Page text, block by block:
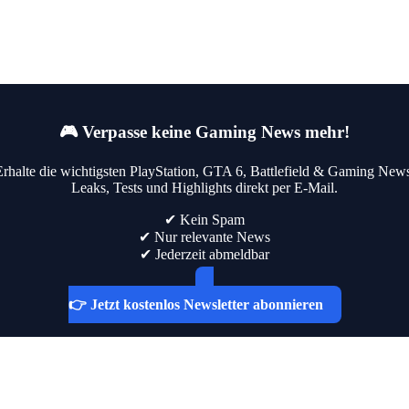
🎮 Verpasse keine Gaming News mehr!
die wichtigsten PlayStation, GTA 6, Battlefield & Gaming
Leaks, Tests und Highlights direkt per E-Mail.
✔ Kein Spam
✔ Nur relevante News
✔ Jederzeit abmeldbar
👉 Jetzt kostenlos Newsletter abonnieren